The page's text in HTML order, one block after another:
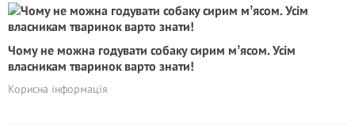
Чому не можна годувати собаку сирим мʼясом. Усім
власникам тваринок варто знати!
Корисна інформація